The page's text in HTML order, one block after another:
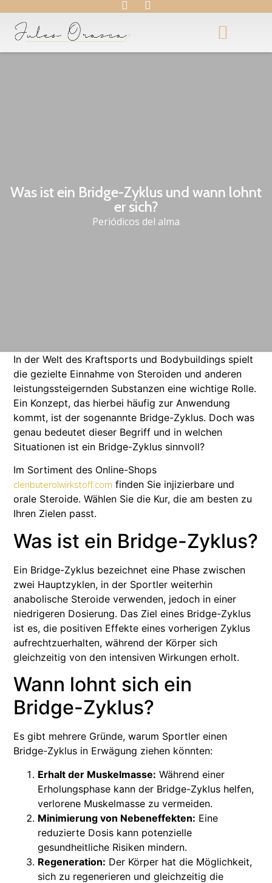
Was ist ein Bridge-Zyklus und wann lohnt
er sich?
Periódicos del alma
In der Welt des Kraftsports und Bodybuildings spielt
die gezielte Einnahme von Steroiden und anderen
leistungssteigernden Substanzen eine wichtige Rolle.
Ein Konzept, das hierbei häufig zur Anwendung
kommt, ist der sogenannte Bridge-Zyklus. Doch was
genau bedeutet dieser Begriff und in welchen
Situationen ist ein Bridge-Zyklus sinnvoll?
Im Sortiment des Online-Shops
clenbuterolwirkstoff.com finden Sie injizierbare und
orale Steroide. Wählen Sie die Kur, die am besten zu
Ihren Zielen passt.
Was ist ein Bridge-Zyklus?
Ein Bridge-Zyklus bezeichnet eine Phase zwischen
zwei Hauptzyklen, in der Sportler weiterhin
anabolische Steroide verwenden, jedoch in einer
niedrigeren Dosierung. Das Ziel eines Bridge-Zyklus
ist es, die positiven Effekte eines vorherigen Zyklus
aufrechtzuerhalten, während der Körper sich
gleichzeitig von den intensiven Wirkungen erholt.
Wann lohnt sich ein
Bridge-Zyklus?
Es gibt mehrere Gründe, warum Sportler einen
Bridge-Zyklus in Erwägung ziehen könnten:
Erhalt der Muskelmasse: Während einer
Erholungsphase kann der Bridge-Zyklus helfen,
verlorene Muskelmasse zu vermeiden.
Minimierung von Nebeneffekten: Eine
reduzierte Dosis kann potenzielle
gesundheitliche Risiken mindern.
Regeneration: Der Körper hat die Möglichkeit,
sich zu regenerieren und gleichzeitig die